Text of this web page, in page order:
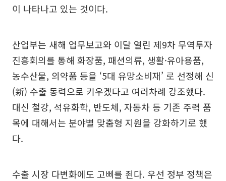
이 나타나고 있는 것이다.
산업부는 새해 업무보고와 이달 열린 제9차 무역투자
진흥회의를 통해 화장품, 패션의류, 생활·유아용품,
농수산물, 의약품 등을 ‘5대 유망소비재’ 로 선정해 신
(新) 수출 동력으로 키우겠다고 여러차례 강조했다.
대신 철강, 석유화학, 반도체, 자동차 등 기존 주력 품
목에 대해서는 분야별 맞춤형 지원을 강화하기로 했
다.
수출 시장 다변화에도 고삐를 죈다. 우선 정부 정책은